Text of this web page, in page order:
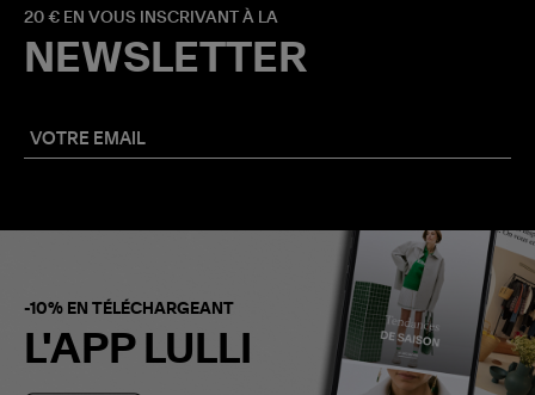
20 € EN VOUS INSCRIVANT À LA
NEWSLETTER
-10% EN TÉLÉCHARGEANT
L'APP LULLI